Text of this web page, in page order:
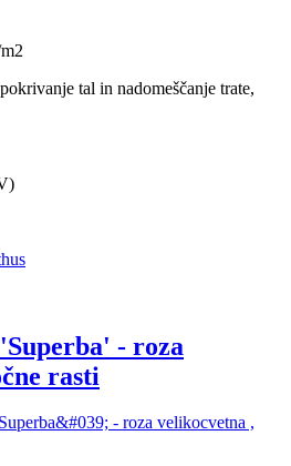
tal in nadomeščanje trate,
- roza
rasti